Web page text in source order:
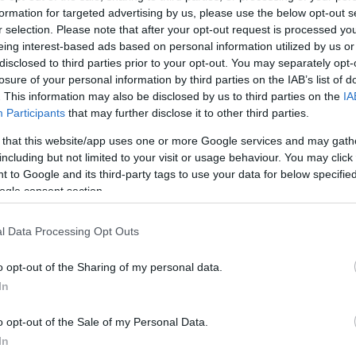
for targeted advertising by us, please use the below opt-out
selection. Please note that after your opt-out request is processed
interest-based ads based on personal information utilized by us
to third parties prior to your opt-out. You may separately
of your personal information by third parties on the IAB’s list of
This information may also be disclosed by us to third parties on the
Participants that may further disclose it to other third parties.
that this website/app uses one or more Google services and may
but not limited to your visit or usage behaviour. You may
to Google and its third-party tags to use your data for below
consent section.
Data Processing Opt Outs
opt-out of the Sharing of my personal data.
opt-out of the Sale of my Personal Data.
δείχνουν, εκείνη που θα
για τη ζωή τουΣτέλιου
5/3 μέσα από την εκπομπή
Βάγιου.